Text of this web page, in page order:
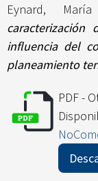
Eynard,
influencia del
planeamiento
PDF -